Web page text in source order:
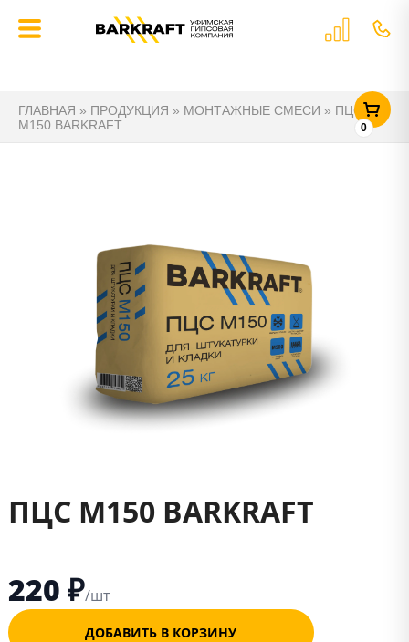
0
ГЛАВНАЯ » ПРОДУКЦИЯ » МОНТАЖНЫЕ СМЕСИ » ПЦС
М150 BARKRAFT
ПЦС М150 BARKRAFT
220 ₽/шт
ДОБАВИТЬ В КОРЗИНУ